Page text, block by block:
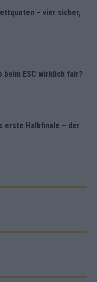
– vier sicher,
ESC wirklich fair?
erste Halbfinale – der